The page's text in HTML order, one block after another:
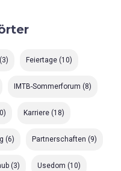
Feiertage(10)
IMTB-Sommerforum (8)
Karriere (18)
(6) Partnerschaften (9)
(3) Usedom (10)